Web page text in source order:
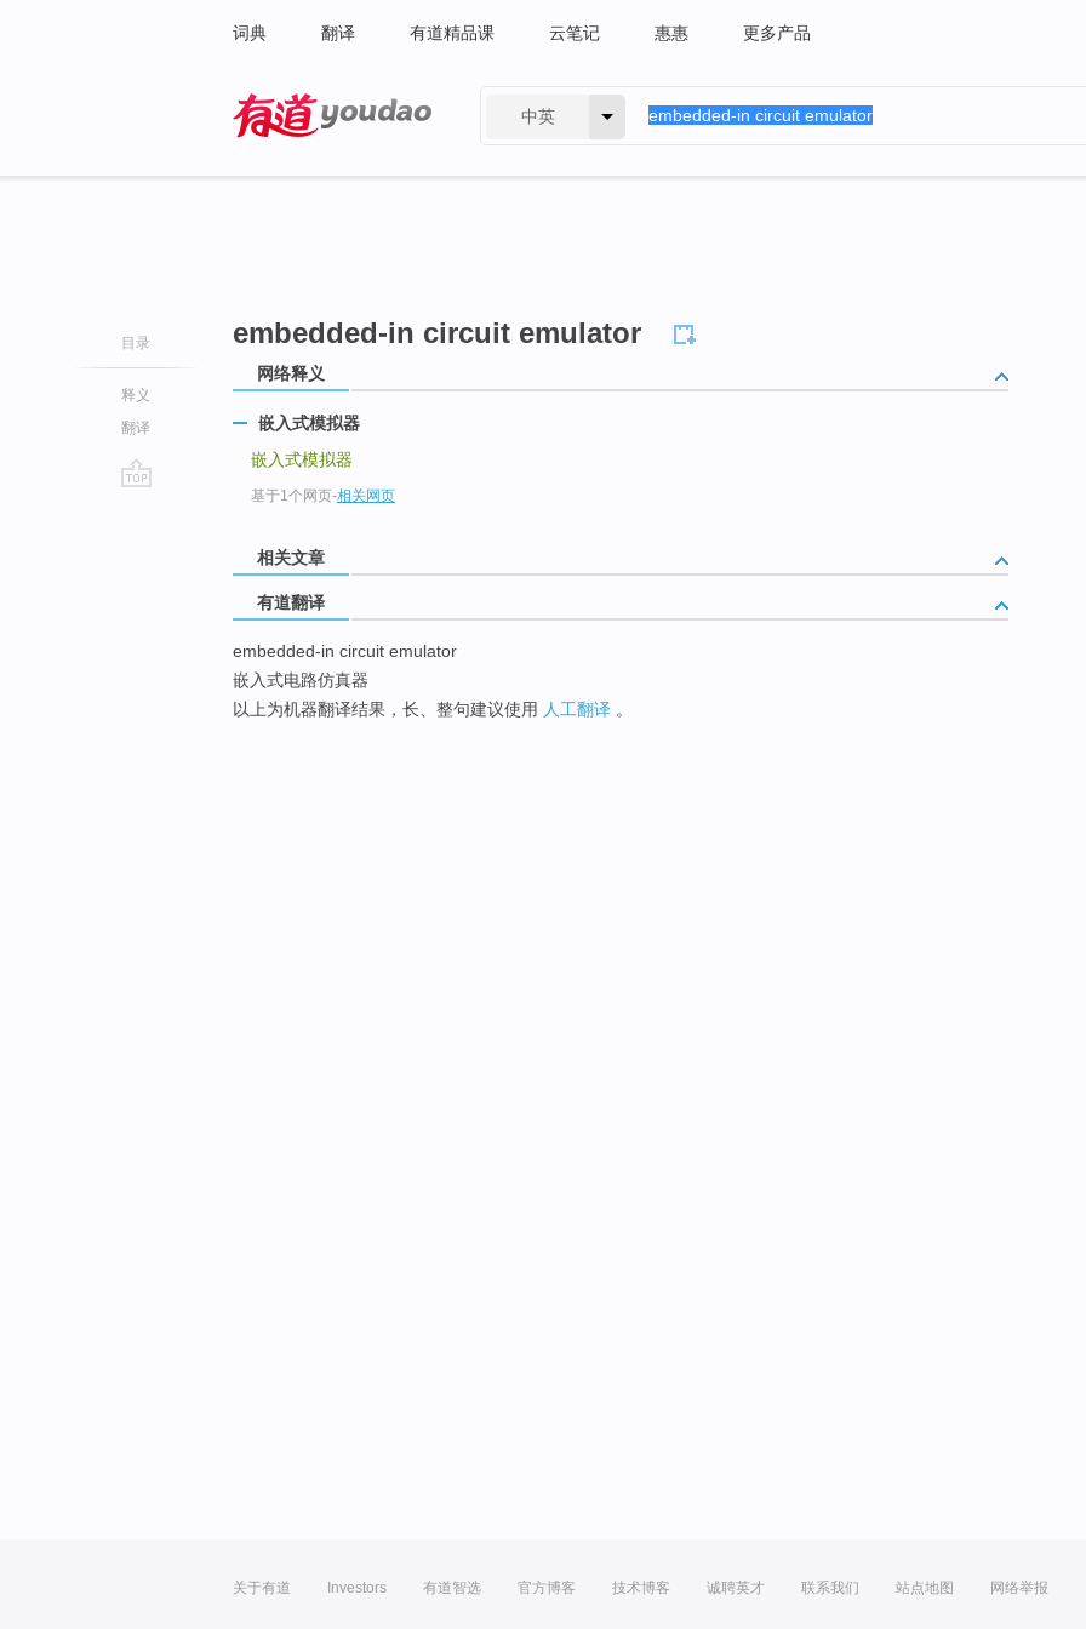
词典 翻译 有道精品课 云笔记 惠惠 更多产品
中英
目录
释义
翻译
embedded-in circuit emulator
网络释义
嵌入式模拟器
嵌入式模拟器
基于1个网页-相关网页
相关文章
有道翻译
embedded-in circuit emulator
嵌入式电路仿真器
以上为机器翻译结果，长、整句建议使用 人工翻译 。
关于有道 Investors 有道智选 官方博客 技术博客 诚聘英才 联系我们 站点地图 网络举报